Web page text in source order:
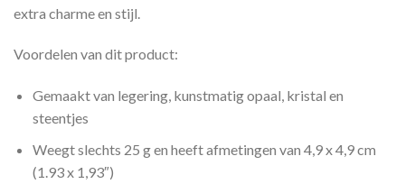
extra charme en stijl.
Voordelen van dit product:
Gemaakt van legering, kunstmatig opaal, kristal en
steentjes
Weegt slechts 25 g en heeft afmetingen van 4,9 x 4,9 cm
(1.93 x 1,93″)